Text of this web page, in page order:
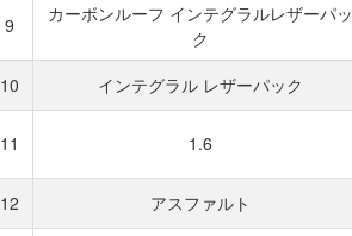
9
カーボンルーフ インテグラルレザーパッ
ク
10 インテグラル レザーパック
11 1.6
12 アスファルト